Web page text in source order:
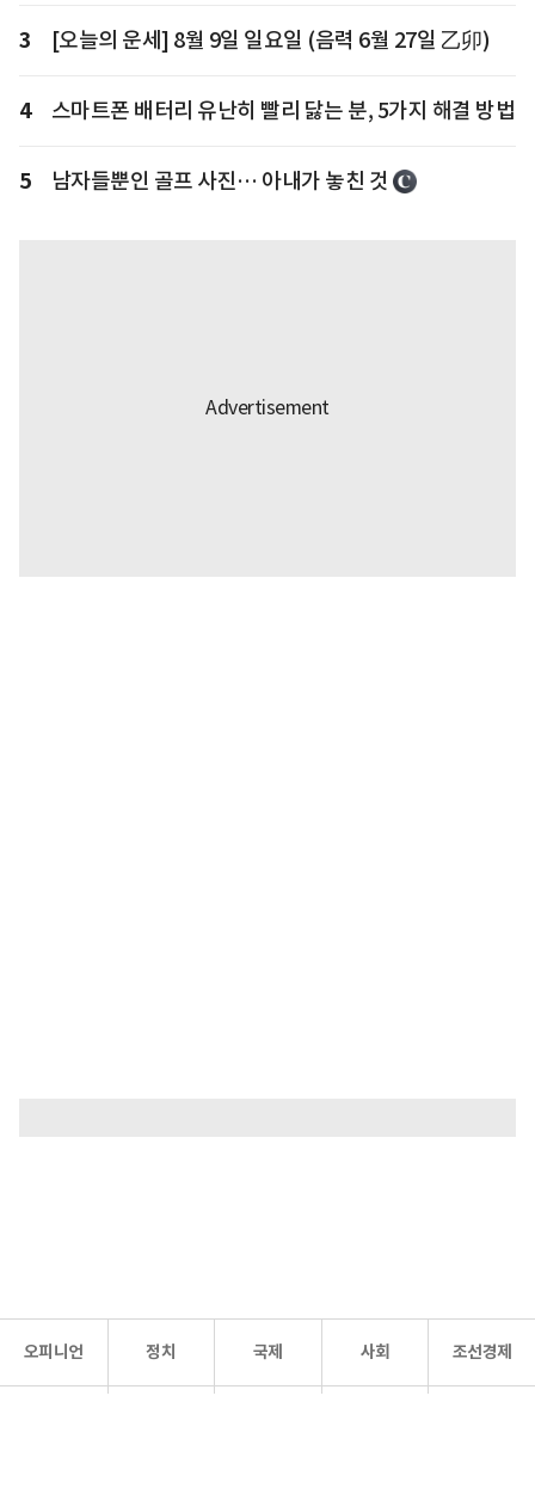
3 [오늘의 운세] 8월 9일 일요일 (음력 6월 27일 乙卯)
4 스마트폰 배터리 유난히 빨리 닳는 분, 5가지 해결 방법
5 남자들뿐인 골프 사진… 아내가 놓친 것
오피니언 정치 국제 사회 조선경제